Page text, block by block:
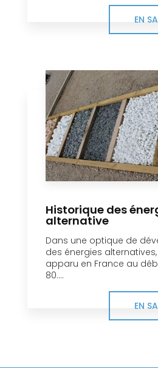
EN
Historique des
alternative
Dans une optique de
des énergies
apparu en France au
80....
EN